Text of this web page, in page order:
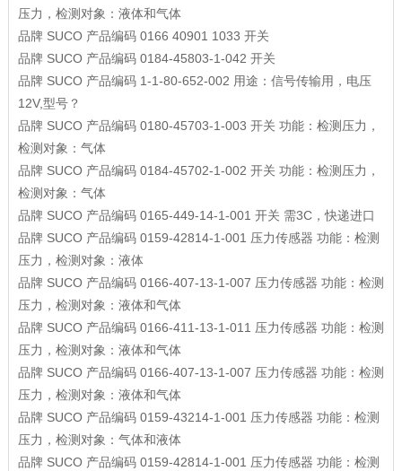
压力，检测对象：液体和气体
品牌 SUCO 产品编码 0166 40901 1033 开关
品牌 SUCO 产品编码 0184-45803-1-042 开关
品牌 SUCO 产品编码 1-1-80-652-002 用途：信号传输用，电压
12V,型号？
品牌 SUCO 产品编码 0180-45703-1-003 开关 功能：检测压力，
检测对象：气体
品牌 SUCO 产品编码 0184-45702-1-002 开关 功能：检测压力，
检测对象：气体
品牌 SUCO 产品编码 0165-449-14-1-001 开关 需3C，快递进口
品牌 SUCO 产品编码 0159-42814-1-001 压力传感器 功能：检测
压力，检测对象：液体
品牌 SUCO 产品编码 0166-407-13-1-007 压力传感器 功能：检测
压力，检测对象：液体和气体
品牌 SUCO 产品编码 0166-411-13-1-011 压力传感器 功能：检测
压力，检测对象：液体和气体
品牌 SUCO 产品编码 0166-407-13-1-007 压力传感器 功能：检测
压力，检测对象：液体和气体
品牌 SUCO 产品编码 0159-43214-1-001 压力传感器 功能：检测
压力，检测对象：气体和液体
品牌 SUCO 产品编码 0159-42814-1-001 压力传感器 功能：检测